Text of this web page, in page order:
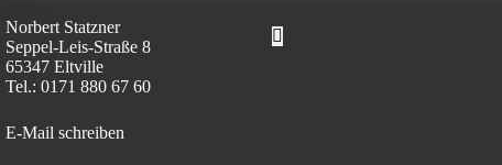
Norbert Statzner
Seppel-Leis-Straße 8
65347 Eltville
Tel.: 0171 880 67 60
E-Mail schreiben
Hamburger Toggle Menu